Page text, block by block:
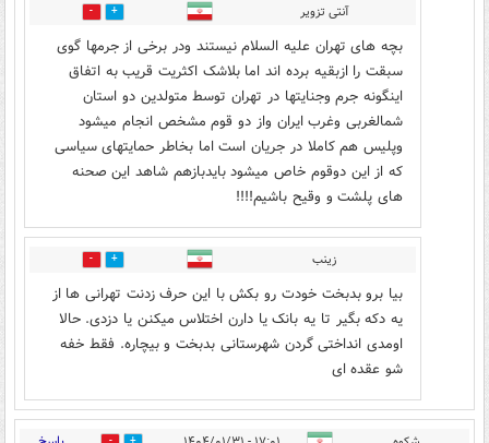
آنتی تزویر 14
بچه های تهران علیه السلام نیستند ودر برخی از جرمها گوی
سبقت را ازبقیه برده اند اما بلاشک اکثریت قریب به اتفاق
اینگونه جرم وجنایتها در تهران توسط متولدین دو استان
شمالغربی وغرب ایران واز دو قوم مشخص انجام میشود
وپلیس هم کاملا در جریان است اما بخاطر حمایتهای سیاسی
که از این دوقوم خاص میشود بایدبازهم شاهد این صحنه
های پلشت و وقیح باشیم!!!!
زینب 17
بیا برو بدبخت خودت رو بکش با این حرف زدنت تهرانی ها از
یه دکه بگیر تا یه بانک یا دارن اختلاس میکنن یا دزدی. حالا
اومدی انداختی گردن شهرستانی بدبخت و بیچاره. فقط خفه
شو عقده ای